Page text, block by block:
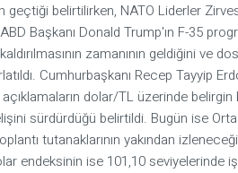
geçtiği belirtilirken, NATO Liderler
Başkanı Donald Trump'ın F-35
zamanının geldiğini ve
Cumhurbaşkanı Recep Tayyip
dolar/TL üzerinde belirgin
sürdürdüğü belirtildi. Bugün ise
tutanaklarının yakından
endeksinin ise 101,10 seviyelerinde